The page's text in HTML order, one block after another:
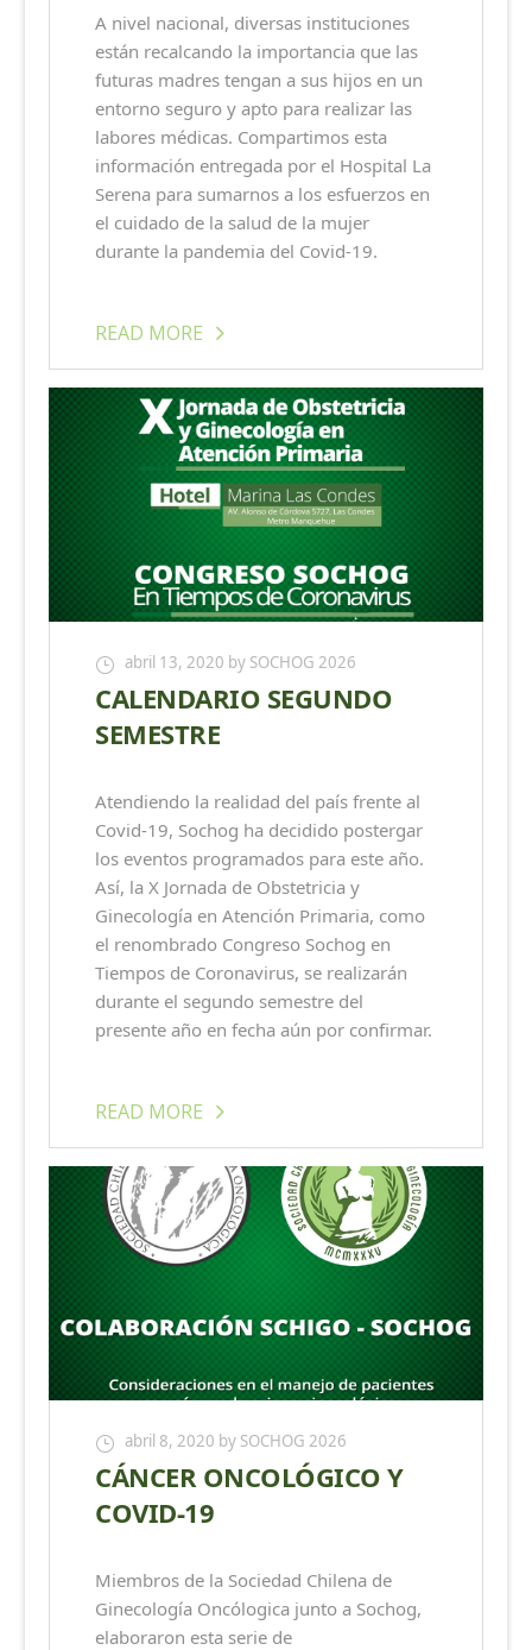
A nivel nacional, diversas instituciones
están recalcando la importancia que las
futuras madres tengan a sus hijos en un
entorno seguro y apto para realizar las
labores médicas. Compartimos esta
información entregada por el Hospital La
Serena para sumarnos a los esfuerzos en
el cuidado de la salud de la mujer
durante la pandemia del Covid-19.
READ MORE
abril 13, 2020 by SOCHOG 2026
CALENDARIO SEGUNDO
SEMESTRE
Atendiendo la realidad del país frente al
Covid-19, Sochog ha decidido postergar
los eventos programados para este año.
Así, la X Jornada de Obstetricia y
Ginecología en Atención Primaria, como
el renombrado Congreso Sochog en
Tiempos de Coronavirus, se realizarán
durante el segundo semestre del
presente año en fecha aún por confirmar.
READ MORE
abril 8, 2020 by SOCHOG 2026
CÁNCER ONCOLÓGICO Y
COVID-19
Miembros de la Sociedad Chilena de
Ginecología Oncólogica junto a Sochog,
elaboraron esta serie de